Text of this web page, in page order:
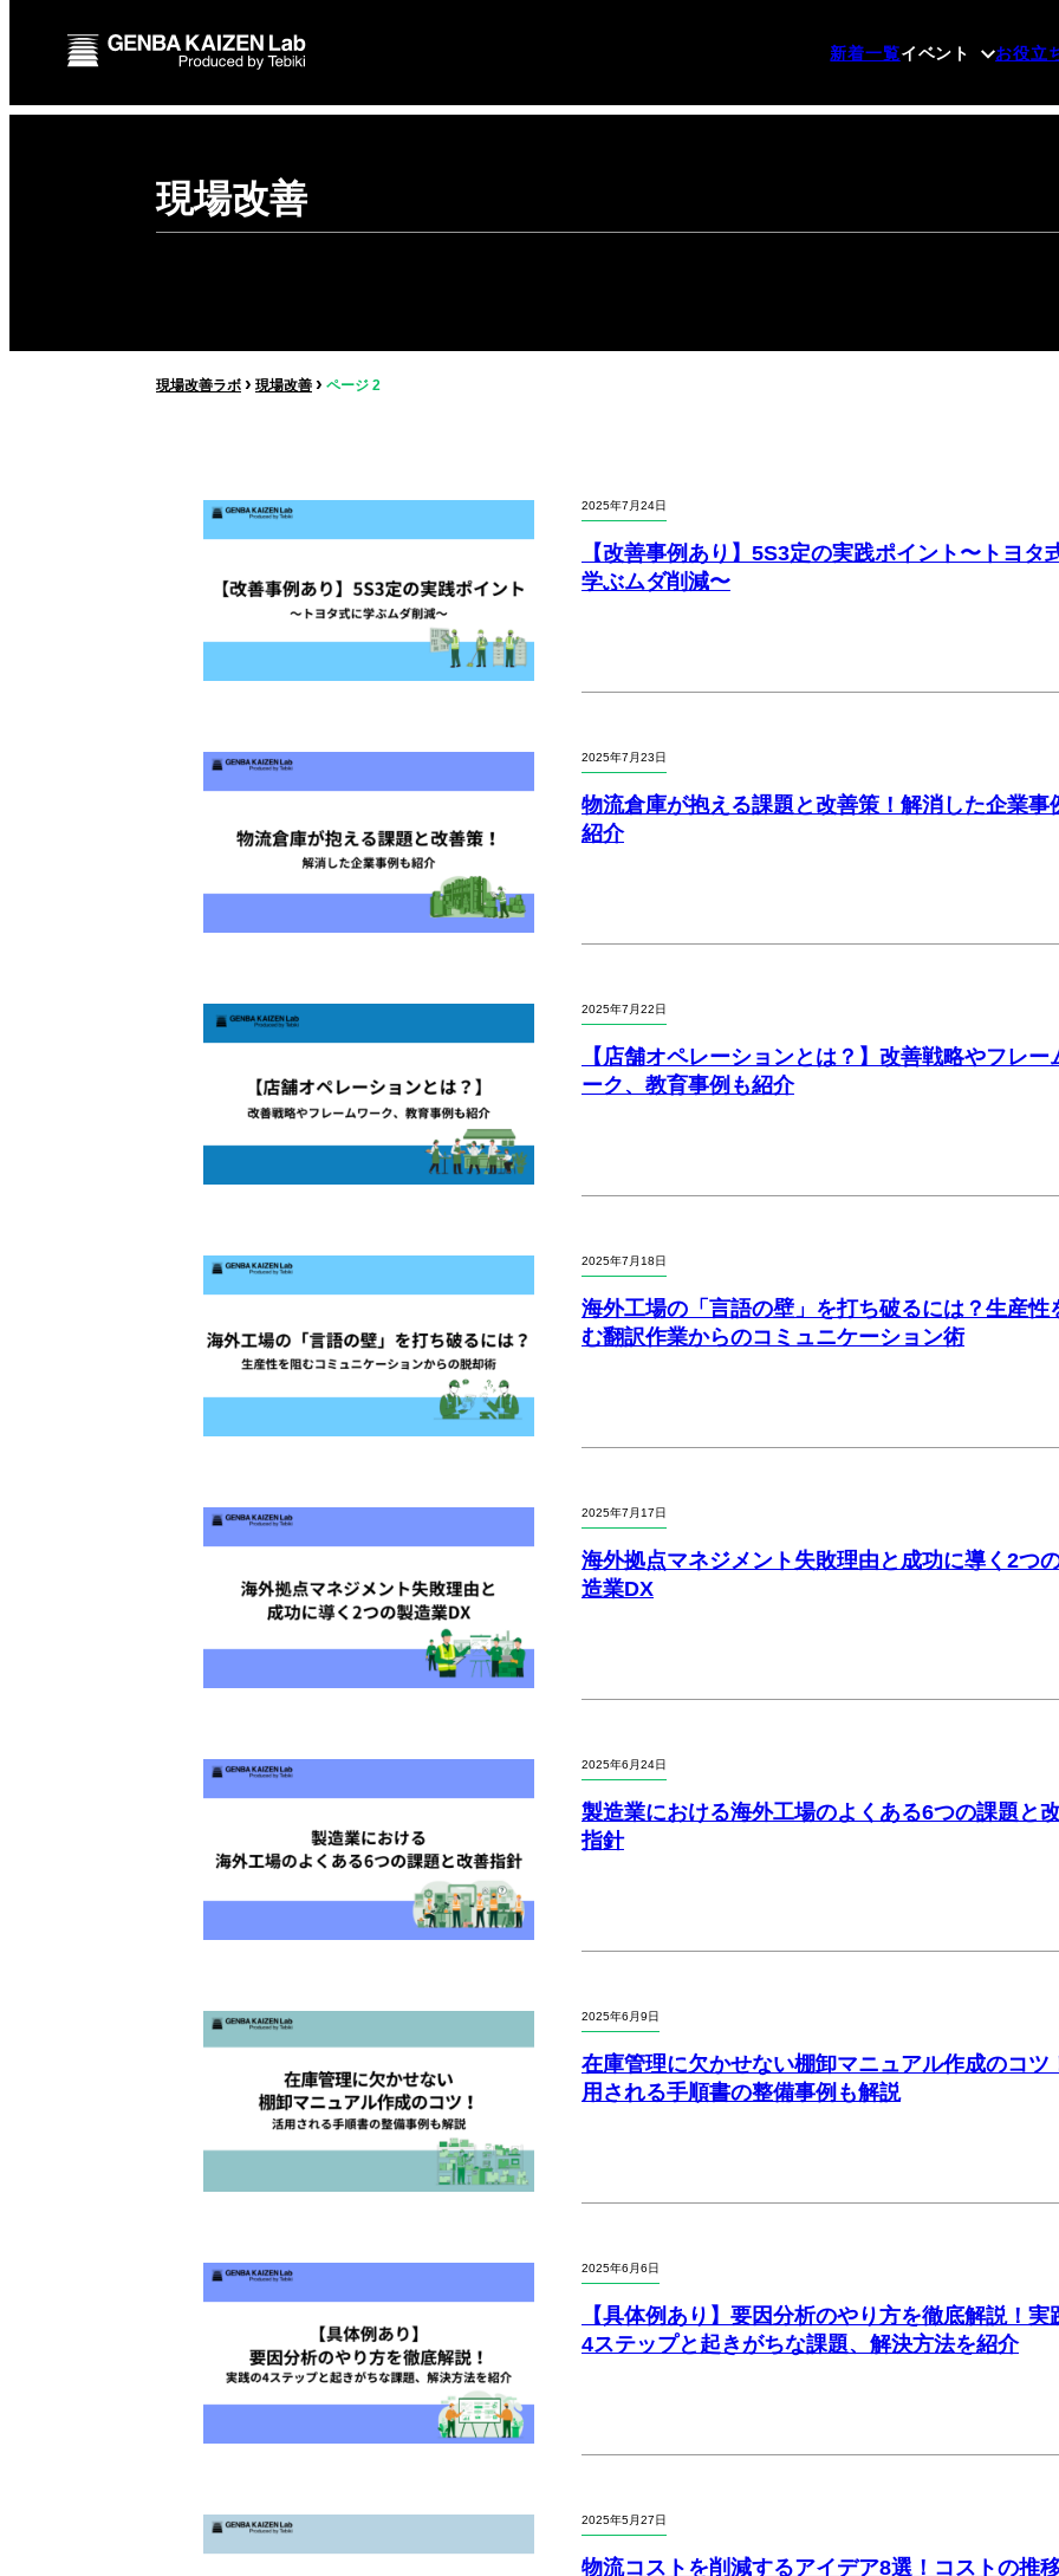
新着一覧イベント お役立
現場改善
現場改善ラボ › 現場改善 › ページ 2
2025年7月24日
【改善事例あり】5S3定の実践ポイント〜トヨタ
学ぶムダ削減〜
2025年7月23日
物流倉庫が抱える課題と改善策！解消した企業事
紹介
2025年7月22日
【店舗オペレーションとは？】改善戦略やフレー
ーク、教育事例も紹介
2025年7月18日
海外工場の「言語の壁」を打ち破るには？生産性
む翻訳作業からのコミュニケーション術
2025年7月17日
海外拠点マネジメント失敗理由と成功に導く2つ
造業DX
2025年6月24日
製造業における海外工場のよくある6つの課題と
指針
2025年6月9日
在庫管理に欠かせない棚卸マニュアル作成のコツ
用される手順書の整備事例も解説
2025年6月6日
【具体例あり】要因分析のやり方を徹底解説！実
4ステップと起きがちな課題、解決方法を紹介
2025年5月27日
物流コストを削減するアイデア8選！コストの推